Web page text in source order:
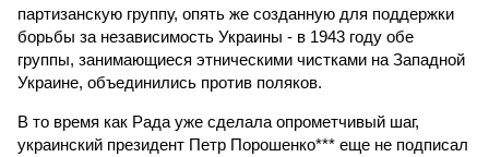
партизанскую группу, опять же созданную для поддержки
борьбы за независимость Украины - в 1943 году обе
группы, занимающиеся этническими чистками на Западной
Украине, объединились против поляков.
В то время как Рада уже сделала опрометчивый шаг,
украинский президент Петр Порошенко*** еще не подписал